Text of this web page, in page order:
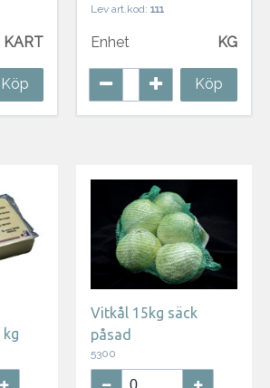
KART
Köp
Lev art.kod: 111
Enhet KG
Köp
kg
Vitkål 15kg säck
påsad
5300